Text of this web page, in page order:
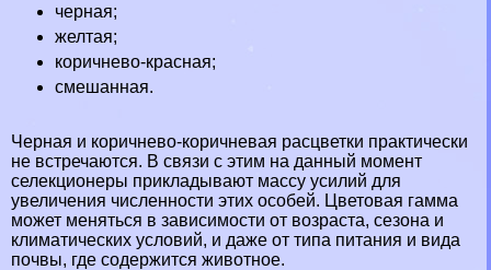
черная;
желтая;
коричнево-красная;
смешанная.
Черная и коричнево-коричневая расцветки пpaктически
не встречаются. В связи с этим на данный момент
селекционеры прикладывают массу усилий для
увеличения численности этих особей. Цветовая гамма
может меняться в зависимости от возраста, сезона и
климатических условий, и даже от типа питания и вида
почвы, где содержится животное.